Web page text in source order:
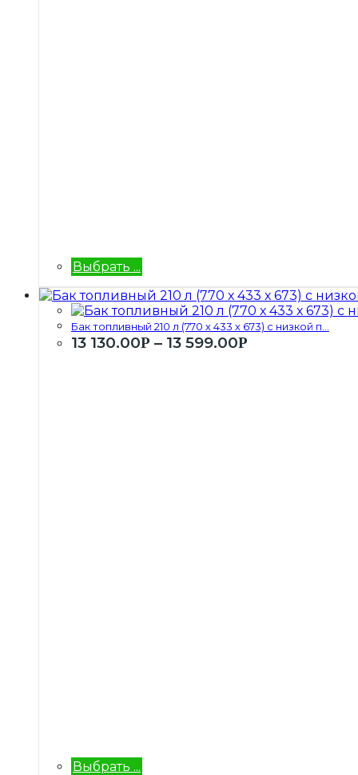
Выбрать ...
Бак топливный 210 л (770 х 433 х 673) с низкой п...
13 130.00Р – 13 599.00Р
Выбрать ...